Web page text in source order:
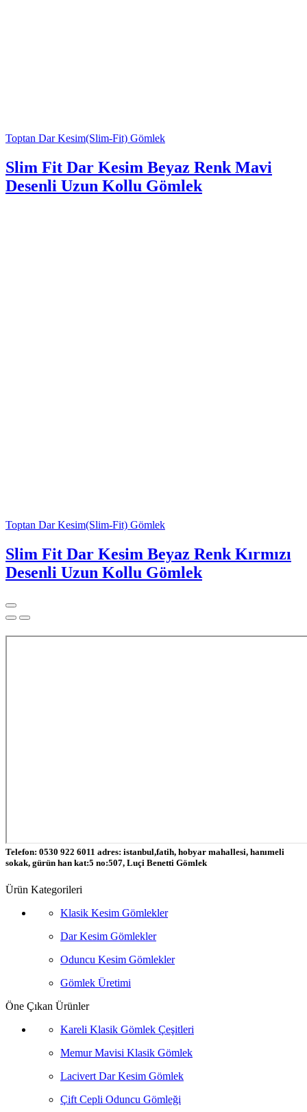
Toptan Dar Kesim(Slim-Fit) Gömlek
Slim Fit Dar Kesim Beyaz Renk Mavi
Desenli Uzun Kollu Gömlek
Toptan Dar Kesim(Slim-Fit) Gömlek
Slim Fit Dar Kesim Beyaz Renk Kırmızı
Desenli Uzun Kollu Gömlek
Telefon: 0530 922 6011 adres: istanbul,fatih, hobyar mahallesi, hanımeli
sokak, gürün han kat:5 no:507, Luçi Benetti Gömlek
Ürün Kategorileri
Klasik Kesim Gömlekler
Dar Kesim Gömlekler
Oduncu Kesim Gömlekler
Gömlek Üretimi
Öne Çıkan Ürünler
Kareli Klasik Gömlek Çeşitleri
Memur Mavisi Klasik Gömlek
Lacivert Dar Kesim Gömlek
Çift Cepli Oduncu Gömleği